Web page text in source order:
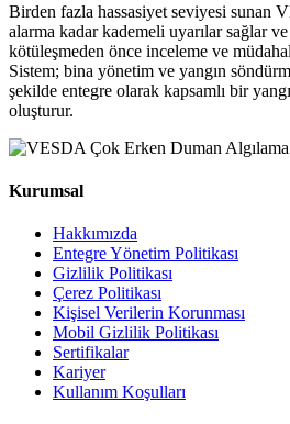
Birden fazla hassasiyet seviyesi sunan
alarma kadar kademeli uyarılar sağlar
kötüleşmeden önce inceleme ve
Sistem; bina yönetim ve yangın
şekilde entegre olarak kapsamlı bir
oluşturur.
Kurumsal
Hakkımızda
Entegre Yönetim Politikası
Gizlilik Politikası
Çerez Politikası
Kişisel Verilerin Korunması
Mobil Gizlilik Politikası
Sertifikalar
Kariyer
Kullanım Koşulları